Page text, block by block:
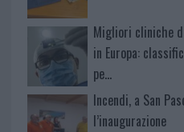
Migliori cliniche
in Europa:
pe…
Incendi, a San
l’inaugurazione